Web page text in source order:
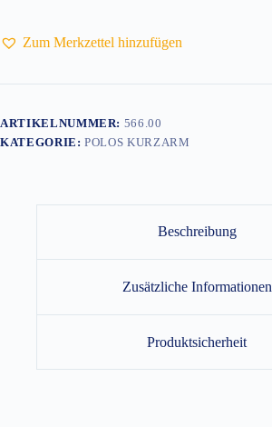
Zum Merkzettel hinzufügen
ARTIKELNUMMER: 566.00
KATEGORIE:POLOS KURZARM
Beschreibung
Zusätzliche Informationen
Produktsicherheit